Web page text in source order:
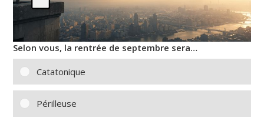
Selon vous, la rentrée de septembre sera…
Catatonique
Périlleuse